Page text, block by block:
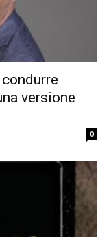
versione
0